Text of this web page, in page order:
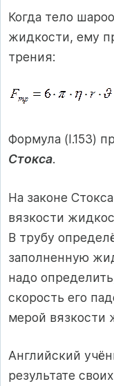
Когда тело
жидкости, ему
трения:
Формула (I.153)
Стокса.
На законе
вязкости
В трубу
заполненную
надо
скорость его
мерой вязкости
Английский
результате